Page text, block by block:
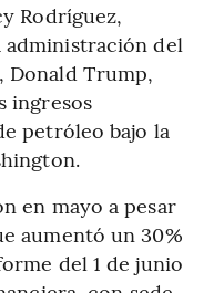
Rodríguez,
del
Donald Trump,
ingresos
petróleo bajo la
en mayo a pesar
aumentó un 30%
del 1 de junio